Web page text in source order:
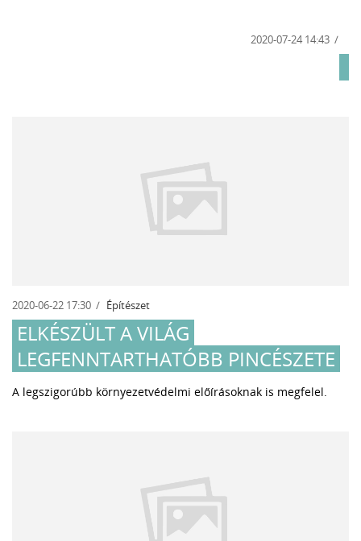
2020-07-24 14:43
2020-06-22 17:30 Építészet
ELKÉSZÜLT A VILÁG
LEGFENNTARTHATÓBB PINCÉSZETE
A legszigorúbb környezetvédelmi előírásoknak is megfelel.